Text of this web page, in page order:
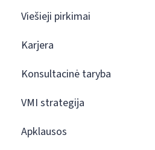
Viešieji pirkimai
Karjera
Konsultacinė taryba
VMI strategija
Apklausos